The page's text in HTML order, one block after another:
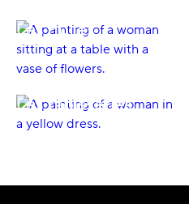
Les huiles
Les tapisseries